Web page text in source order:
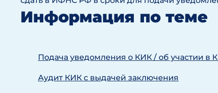
Информация по теме
Подача уведомления о КИК / об участии в
Аудит КИК с выдачей заключения